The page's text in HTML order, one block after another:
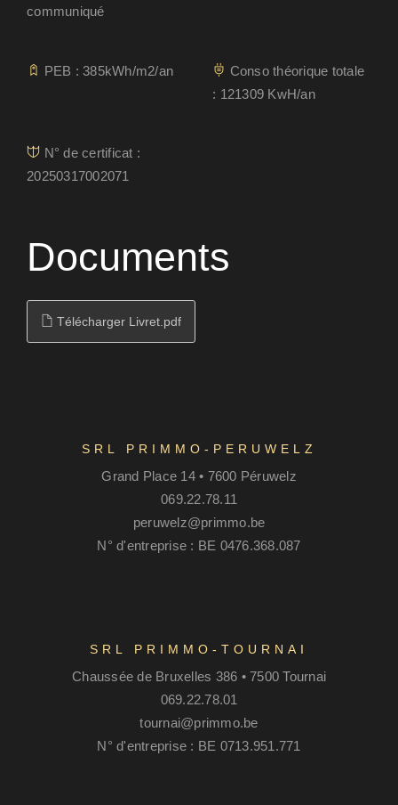
communiqué
PEB : 385kWh/m2/an
Conso théorique totale
: 121309 KwH/an
N° de certificat :
20250317002071
Documents
Télécharger Livret.pdf
SRL PRIMMO-PERUWELZ
Grand Place 14 • 7600 Péruwelz
069.22.78.11
peruwelz@primmo.be
N° d'entreprise : BE 0476.368.087
SRL PRIMMO-TOURNAI
Chaussée de Bruxelles 386 • 7500 Tournai
069.22.78.01
tournai@primmo.be
N° d'entreprise : BE 0713.951.771